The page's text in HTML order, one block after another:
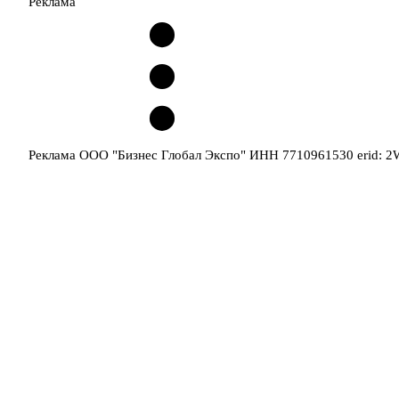
Реклама ООО "Бизнес Глобал Экспо" ИНН 7710961530 erid: